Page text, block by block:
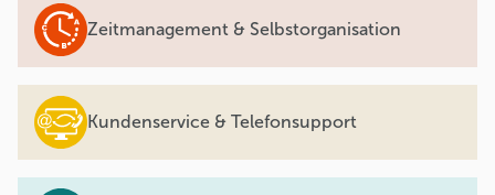
Zeitmanagement & Selbstorganisation
Kundenservice & Telefonsupport